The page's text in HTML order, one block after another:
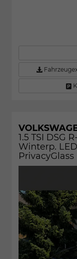
1.5 TSI DSG
Winterp.
PrivacyGlass